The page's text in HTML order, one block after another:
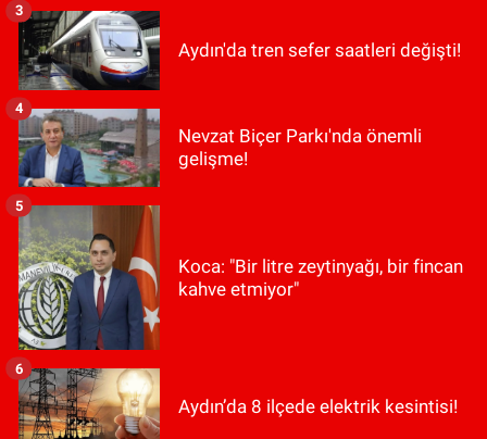
Aydın'da tren sefer saatleri değişti!
3
Nevzat Biçer Parkı'nda önemli
gelişme!
4
Koca: "Bir litre zeytinyağı, bir fincan
kahve etmiyor"
5
Aydın’da 8 ilçede elektrik kesintisi!
6